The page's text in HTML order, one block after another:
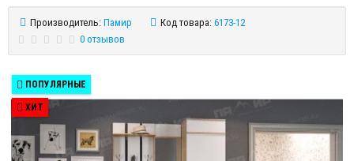
Производитель: Памир Код товара: 6173-12
0 отзывов
ПОПУЛЯРНЫЕ
ХИТ